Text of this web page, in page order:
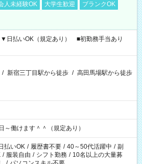
人未経験OK 大学生歓迎
ブランクOK
日払いOK（規定あり） ■初勤務手当あり
/ 新宿三丁目駅から徒歩 / 高田馬場駅から徒歩
働けます＾＾（規定あり）
払いOK / 履歴書不要 / 40～50代活躍中 / 副
/ 服装自由 / シフト勤務 / 10名以上の大量募